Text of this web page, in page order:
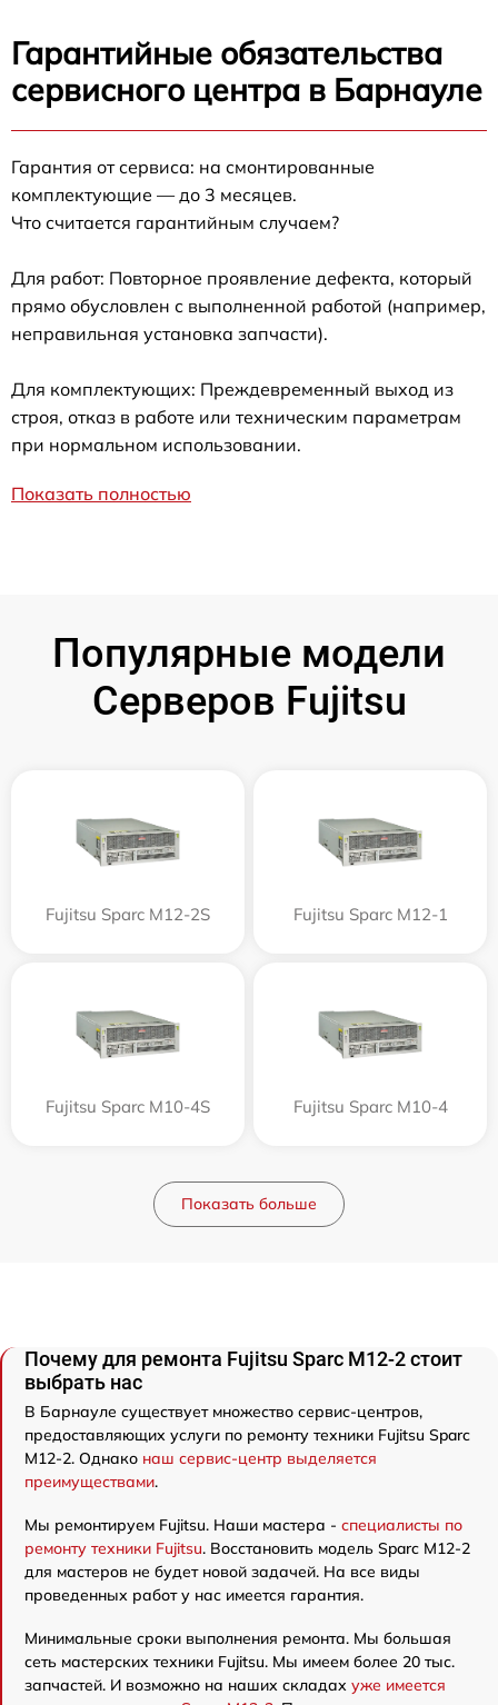
Гарантийные обязательства
сервисного центра в Барнауле
Гарантия от сервиса: на смонтированные
комплектующие — до 3 месяцев.
Что считается гарантийным случаем?
Для работ: Повторное проявление дефекта, который
прямо обусловлен с выполненной работой (например,
неправильная установка запчасти).
Для комплектующих: Преждевременный выход из
строя, отказ в работе или техническим параметрам
при нормальном использовании.
Показать полностью
Популярные модели
Серверов Fujitsu
Fujitsu Sparc M12-2S Fujitsu Sparc M12-1
Fujitsu Sparc M10-4S Fujitsu Sparc M10-4
Показать больше
Почему для ремонта Fujitsu Sparc M12-2 стоит
выбрать нас
В Барнауле существует множество сервис-центров,
предоставляющих услуги по ремонту техники Fujitsu Sparc
M12-2. Однако наш сервис-центр выделяется
преимуществами.
Мы ремонтируем Fujitsu. Наши мастера - специалисты по
ремонту техники Fujitsu. Восстановить модель Sparc M12-2
для мастеров не будет новой задачей. На все виды
проведенных работ у нас имеется гарантия.
Минимальные сроки выполнения ремонта. Мы большая
сеть мастерских техники Fujitsu. Мы имеем более 20 тыс.
запчастей. И возможно на наших складах уже имеется